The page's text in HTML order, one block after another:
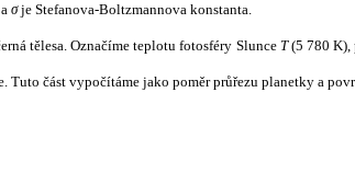
σje Stefanova-Boltzmannova konstanta.
tělesa. Označíme teplotu fotosféry Slunce T(5 780 K),
Tuto část vypočítáme jako poměr průřezu planetky a